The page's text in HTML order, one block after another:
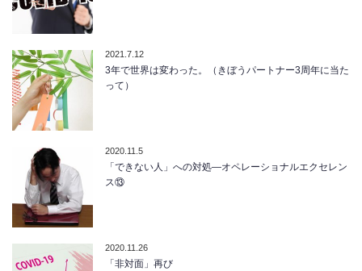
2021.7.12
3年で世界は変わった。（きぼうパートナー3周年に当た
って）
2020.11.5
「できない人」への対処―オペレーショナルエクセレン
ス⑬
2020.11.26
「非対面」再び